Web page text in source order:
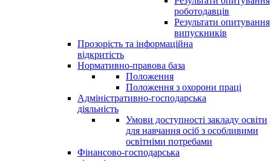
роботодавців
Результати опитування
випускників
Прозорість та інформаційна
відкритість
Нормативно-правова база
Положення
Положення з охорони праці
Адміністративно-господарська
діяльність
Умови доступності закладу освіти
для навчання осіб з особливими
освітніми потребами
Фінансово-господарська